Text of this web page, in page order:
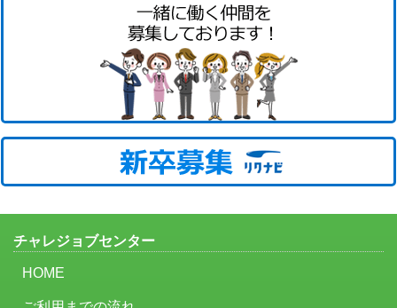
チャレジョブセンター
HOME